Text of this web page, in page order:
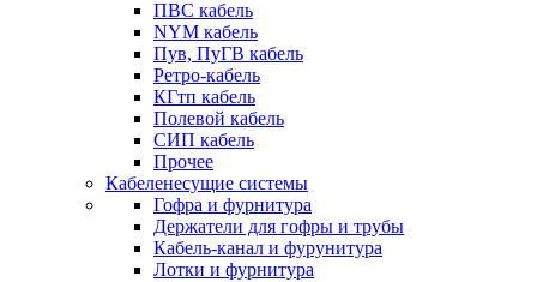
ПВС кабель
NYM кабель
Пув, ПуГВ кабель
Ретро-кабель
КГтп кабель
Полевой кабель
СИП кабель
Прочее
Кабеленесущие системы
Гофра и фурнитура
Держатели для гофры и трубы
Кабель-канал и фурунитура
Лотки и фурнитура